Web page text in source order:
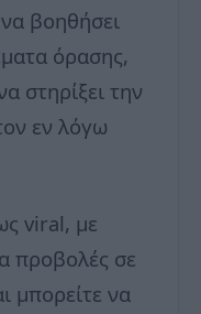
βοηθήσει
όρασης,
στηρίξει την
εν λόγω
viral, με
προβολές σε
μπορείτε να